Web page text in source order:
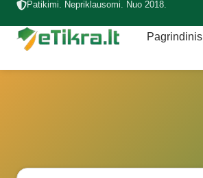
Patikimi. Nepriklausomi. Nuo 2018.
Pagrindinis